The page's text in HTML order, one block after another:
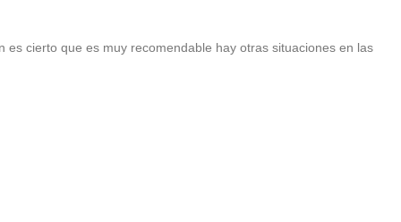
cierto que es muy recomendable hay otras situaciones en las